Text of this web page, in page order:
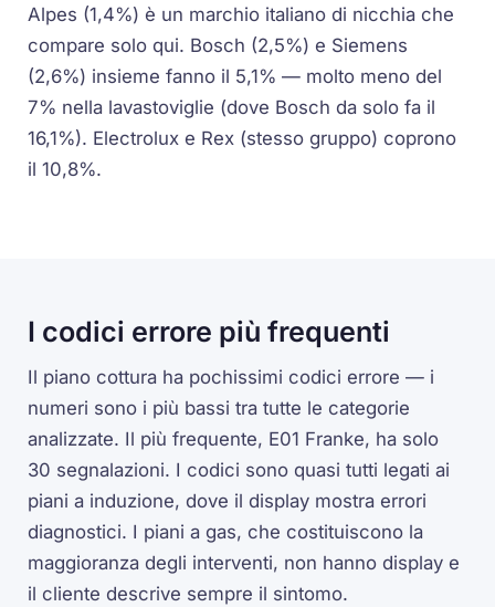
Alpes (1,4%) è un marchio italiano di nicchia che
compare solo qui. Bosch (2,5%) e Siemens
(2,6%) insieme fanno il 5,1% — molto meno del
7% nella lavastoviglie (dove Bosch da solo fa il
16,1%). Electrolux e Rex (stesso gruppo) coprono
il 10,8%.
I codici errore più frequenti
Il piano cottura ha pochissimi codici errore — i
numeri sono i più bassi tra tutte le categorie
analizzate. Il più frequente, E01 Franke, ha solo
30 segnalazioni. I codici sono quasi tutti legati ai
piani a induzione, dove il display mostra errori
diagnostici. I piani a gas, che costituiscono la
maggioranza degli interventi, non hanno display e
il cliente descrive sempre il sintomo.